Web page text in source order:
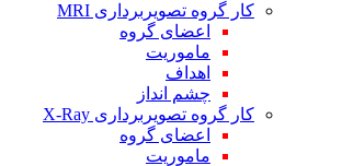
کار گروه تصویربرداری MRI
اعضای گروه
ماموریت
اهداف
چشم انداز
کار گروه تصویربرداری X-Ray
اعضای گروه
ماموریت